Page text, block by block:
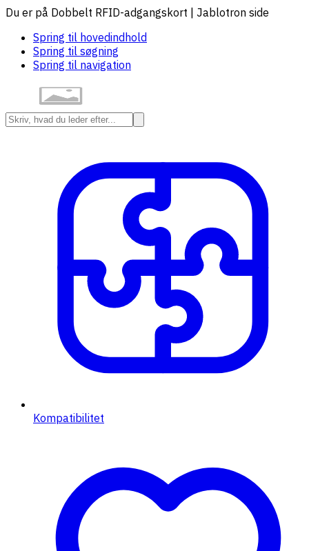
Du er på Dobbelt RFID-adgangskort | Jablotron side
Spring til hovedindhold
Spring til søgning
Spring til navigation
Kompatibilitet